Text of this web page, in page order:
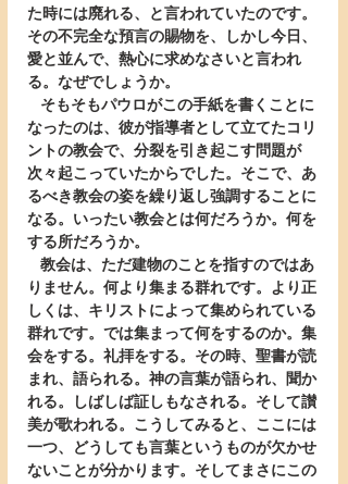
た時には廃れる、と言われていたのです。
その不完全な預言の賜物を、しかし今日、
愛と並んで、熱心に求めなさいと言われ
る。なぜでしょうか。
なったのは、彼が指導者として立てたコリ
ントの教会で、分裂を引き起こす問題が
次々起こっていたからでした。そこで、あ
るべき教会の姿を繰り返し強調することに
なる。いったい教会とは何だろうか。何を
する所だろうか。
りません。何より集まる群れです。より正
しくは、キリストによって集められている
群れです。では集まって何をするのか。集
会をする。礼拝をする。その時、聖書が読
まれ、語られる。神の言葉が語られ、聞か
れる。しばしば証しもなされる。そして讃
美が歌われる。こうしてみると、ここには
一つ、どうしても言葉というものが欠かせ
ないことが分かります。そしてまさにこの